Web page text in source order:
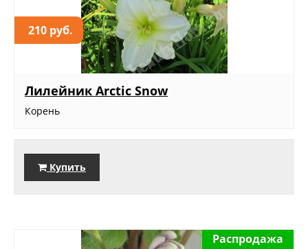
210 руб.
Лилейник Arctic Snow
Корень
Купить
Распродажа